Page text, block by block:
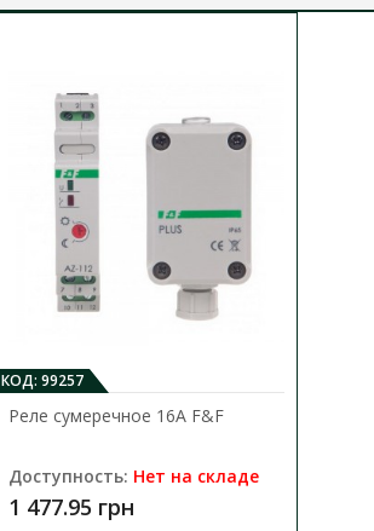
КОД: 99257
Реле сумеречное 16А F&F
Доступность: Нет на складе
1 477.95 грн